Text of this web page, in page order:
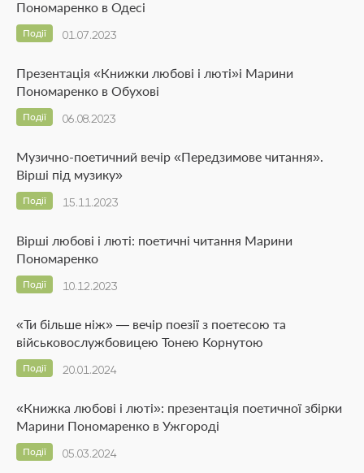
Пономаренко в Одесі
01.07.2023
Події
Презентація «Книжки любові і люті»і Марини
Пономаренко в Обухові
06.08.2023
Події
Музично-поетичний вечір «Передзимове читання».
Вірші під музику»
15.11.2023
Події
Вірші любові і люті: поетичні читання Марини
Пономаренко
10.12.2023
Події
«Ти більше ніж» — вечір поезії з поетесою та
військовослужбовицею Тонею Корнутою
20.01.2024
Події
«Книжка любові і люті»: презентація поетичної збірки
Марини Пономаренко в Ужгороді
05.03.2024
Події